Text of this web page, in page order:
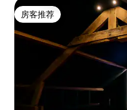
房客推荐
房客推荐